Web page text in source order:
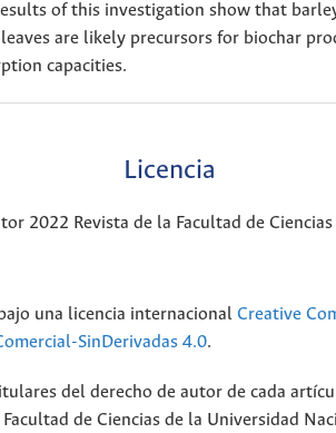
of this investigation show that
leaves are likely precursors for biochar
capacities.
Licencia
2022 Revista de la Facultad de Ciencias
una licencia internacional Creative
SinDerivadas 4.0.
del derecho de autor de cada
de Ciencias de la Universidad